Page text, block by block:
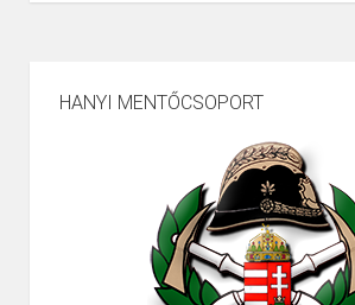
HANYI MENTŐCSOPORT